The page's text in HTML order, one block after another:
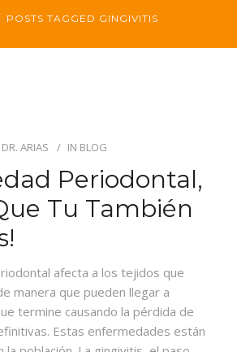
POSTS TAGGED GINGIVITIS
DR. ARIAS IN BLOG
Periodontal,
Tu También
afecta a los tejidos que
manera que pueden llegar a
termine causando la pérdida de
Estas enfermedades están